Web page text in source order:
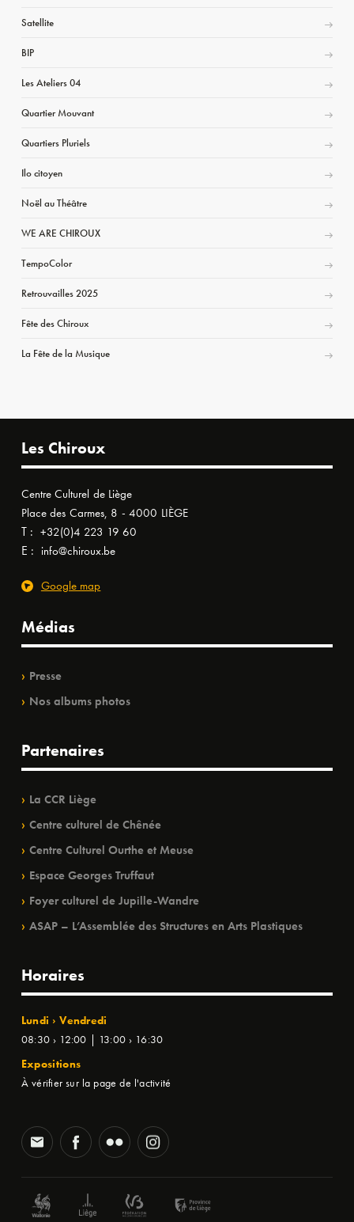
Satellite
BIP
Les Ateliers 04
Quartier Mouvant
Quartiers Pluriels
Ilo citoyen
Noël au Théâtre
WE ARE CHIROUX
TempoColor
Retrouvailles 2025
Fête des Chiroux
La Fête de la Musique
Les Chiroux
Centre Culturel de Liège
Place des Carmes, 8 - 4000 LIÈGE
T : +32(0)4 223 19 60
E : info@chiroux.be
Google map
Médias
Presse
Nos albums photos
Partenaires
La CCR Liège
Centre culturel de Chênée
Centre Culturel Ourthe et Meuse
Espace Georges Truffaut
Foyer culturel de Jupille-Wandre
ASAP – L’Assemblée des Structures en Arts Plastiques
Horaires
Lundi › Vendredi
08:30 › 12:00 | 13:00 › 16:30
Expositions
À vérifier sur la page de l'activité